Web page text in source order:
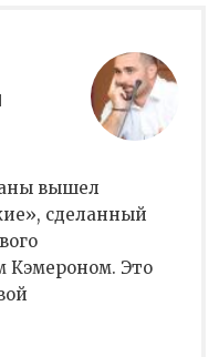
вышел
сделанный
Кэмероном. Это